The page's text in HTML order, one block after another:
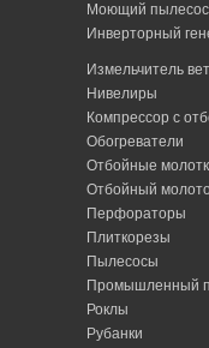
Моющий пылесос
Инверторный
Измельчитель
Нивелиры
Компрессор с
Обогреватели
Отбойные
Отбойный
Перфораторы
Плиткорезы
Пылесосы
Промышленный
Роклы
Рубанки